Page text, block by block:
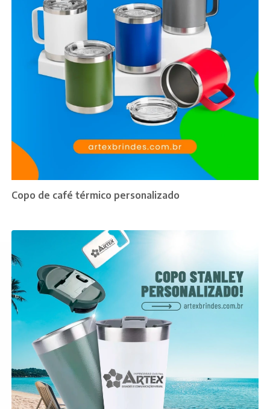
Copo de café térmico personalizado